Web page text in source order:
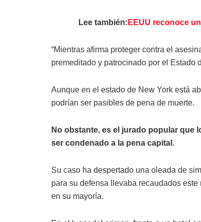
Lee también: EEUU reconoce
“Mientras afirma proteger contra el
premeditado y patrocinado por el Estado
Aunque en el estado de New York está
podrían ser pasibles de pena de muerte.
No obstante, es el jurado popular que
ser condenado a la pena capital.
Su caso ha despertado una oleada de
para su defensa llevaba recaudados
en su mayoría.